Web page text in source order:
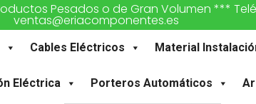
Pesados o de Gran Volumen ***
ventas@eriacomponentes.es
Cables Eléctricos Material
Eléctrica Porteros Automáticos